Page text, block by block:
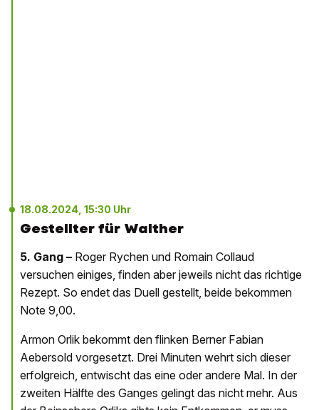
18.08.2024, 15:30 Uhr
Gestellter für Walther
5. Gang – Roger Rychen und Romain Collaud
versuchen einiges, finden aber jeweils nicht das richtige
Rezept. So endet das Duell gestellt, beide bekommen
Note 9,00.
Armon Orlik bekommt den flinken Berner Fabian
Aebersold vorgesetzt. Drei Minuten wehrt sich dieser
erfolgreich, entwischt das eine oder andere Mal. In der
zweiten Hälfte des Ganges gelingt das nicht mehr. Aus